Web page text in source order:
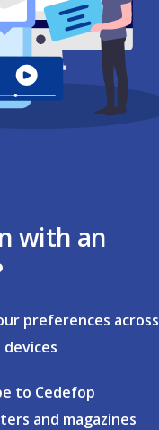
with an
preferences across
to Cedefop
and magazines